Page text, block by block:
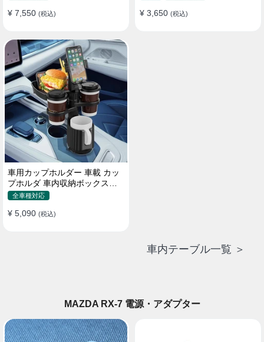
¥ 7,550 (税込) ¥ 3,650 (税込)
車用カップホルダー 車載 カッ
プホルダ 車内収納ボックス車
載テーブル スマホ置き 調整可
止め 小物置き 多機能 使い勝手
全車種対応
¥ 5,090 (税込)
車内テーブル一覧 ＞
MAZDA RX-7 電源・アダプター